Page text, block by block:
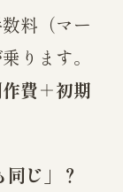
料（マー
ります。
費＋初期
じ」？